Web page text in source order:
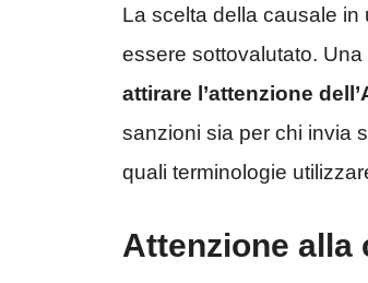
La scelta della causale
essere sottovalutato.
attirare l’attenzione
sanzioni sia per chi invia
quali terminologie
Attenzione alla